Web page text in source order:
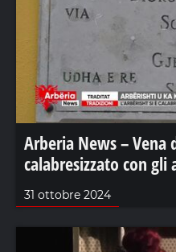
Arberia News –
calabresizzato con gli
31 ottobre 2024